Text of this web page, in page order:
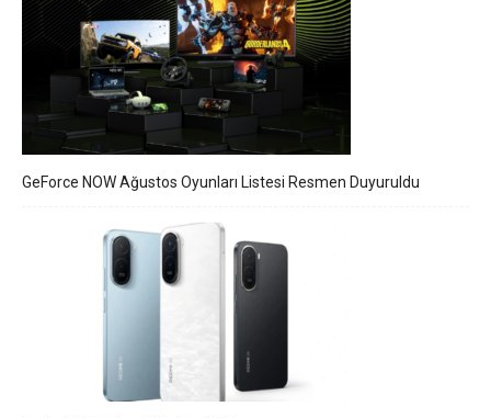
GeForce NOW Ağustos Oyunları Listesi Resmen Duyuruldu